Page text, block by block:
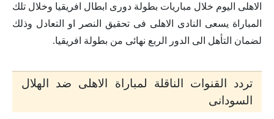
الاهلى اليوم خلال مباريات بطولة دورى ابطال افريقيا وخلال تلك
المباراة يسعى النادى الاهلى فى تحقيق النصر او التعادل وذلك
لضمان التأهل الى الدور الربع نهائى من بطولة افريقيا.
تردد القنوات الناقلة لمباراة الاهلى ضد الهلال
السودانى